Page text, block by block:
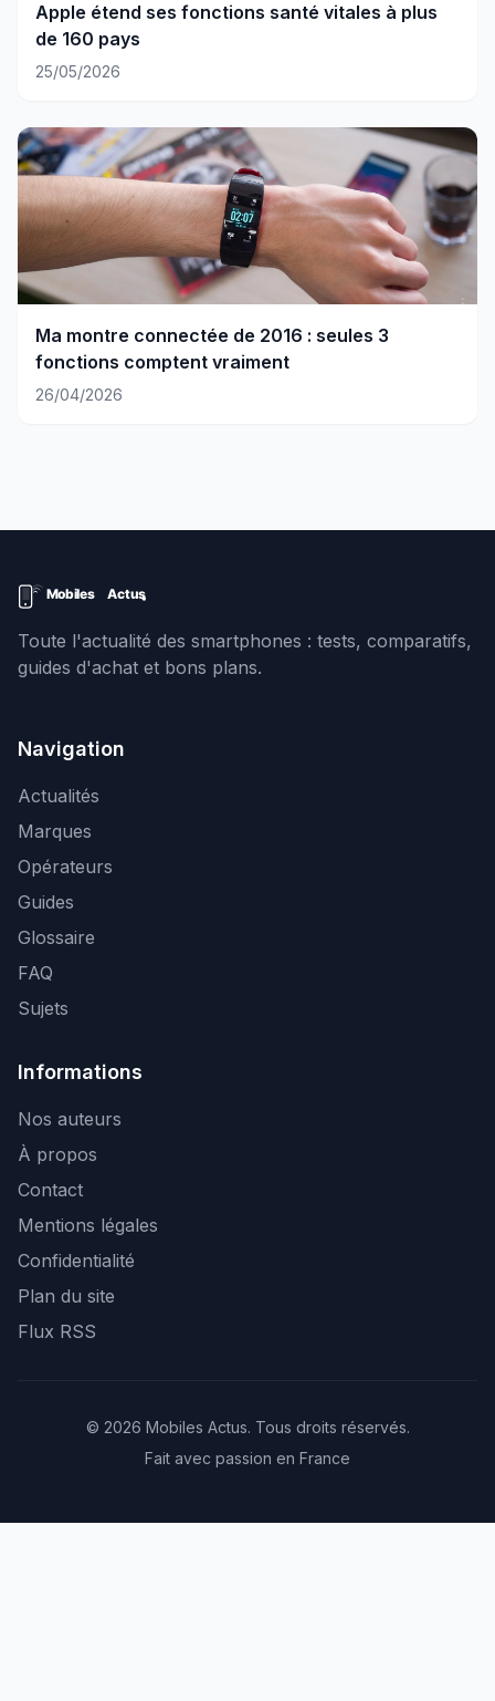
Apple étend ses fonctions santé vitales à plus
de 160 pays
25/05/2026
Ma montre connectée de 2016 : seules 3
fonctions comptent vraiment
26/04/2026
Toute l'actualité des smartphones : tests, comparatifs,
guides d'achat et bons plans.
Navigation
Actualités
Marques
Opérateurs
Guides
Glossaire
FAQ
Sujets
Informations
Nos auteurs
À propos
Contact
Mentions légales
Confidentialité
Plan du site
Flux RSS
© 2026 Mobiles Actus. Tous droits réservés.
Fait avec passion en France